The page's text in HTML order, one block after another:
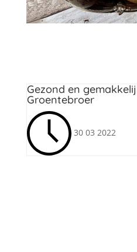
Gezond en
Groentebroer
30 03 2022